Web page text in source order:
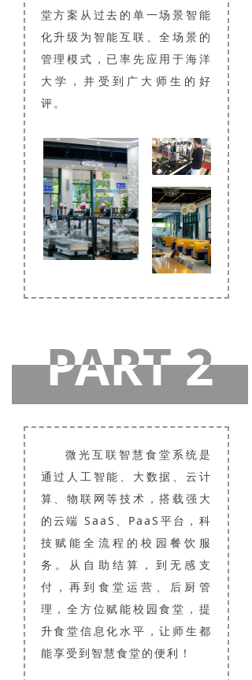
堂方案从过去的单一场景智能
化升级为智能互联、全场景的
管理模式，已率先应用于海洋
大学，并受到广大师生的好
评。
PART 2
PART 2
微光互联智慧食堂系统是
通过人工智能、大数据、云计
算、物联网等技术，搭载强大
的云端 SaaS、PaaS平台，科
技赋能全流程的校园餐饮服
务。从自助结算，到无感支
付，再到食堂运营、后厨管
理，全方位赋能校园食堂，提
升食堂信息化水平，让师生都
能享受到智慧食堂的便利！